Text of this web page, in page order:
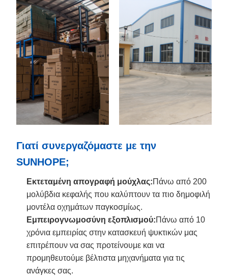
Γιατί συνεργαζόμαστε με την
SUNHOPE;
Εκτεταμένη απογραφή μούχλας:Πάνω από 200
μολύβδια κεφαλής που καλύπτουν τα πιο δημοφιλή
μοντέλα οχημάτων παγκοσμίως.
Εμπειρογνωμοσύνη εξοπλισμού:Πάνω από 10
χρόνια εμπειρίας στην κατασκευή ψυκτικών μας
επιτρέπουν να σας προτείνουμε και να
προμηθευτούμε βέλτιστα μηχανήματα για τις
ανάγκες σας.